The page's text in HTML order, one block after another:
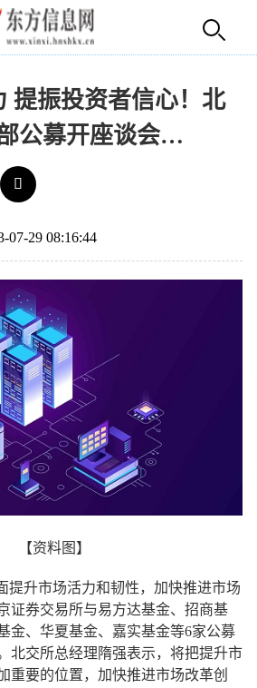
提振投资者信心！北
公募开座谈会…
07-29 08:16:44
【资料图】
提升市场活力和韧性，加快推进市场
证券交易所与易方达基金、招商基
金、华夏基金、嘉实基金等6家公募
北交所总经理隋强表示，将把提升市
重要的位置，加快推进市场改革创